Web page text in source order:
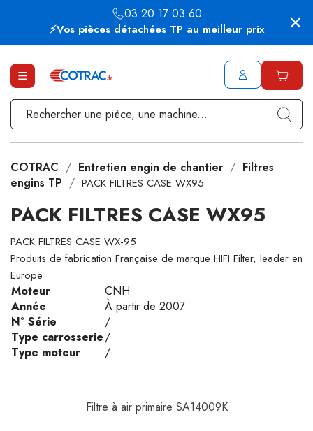
⚡Vos pièces détachées TP au meilleur prix
03 20 17 03 60
COTRAC Entretien engin de chantier
Filtres
engins TP
PACK FILTRES CASE WX95
PACK FILTRES CASE WX95
PACK FILTRES CASE WX-95
Produits de fabrication Française de marque HIFI Filter, leader en
Europe
Moteur
CNH
Année
À partir de 2007
N° Série
/
Type carrosserie/
Type moteur
/
Filtre à air primaire SA14009K